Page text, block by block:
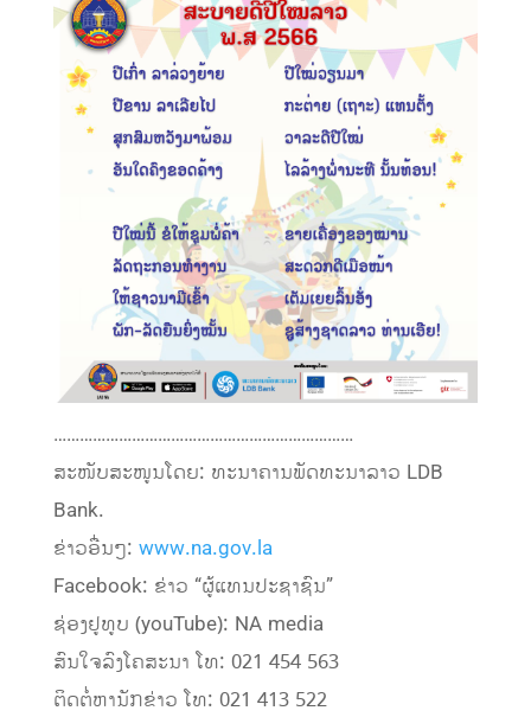
……………………………………………………………
ສະໜັບສະໜູນໂດຍ: ທະນາຄານພັດທະນາລາວ LDB
Bank.
ຂ່າວອື່ນໆ: www.na.gov.la
Facebook: ຂ່າວ “ຜູ້ແທນປະຊາຊົນ”
ຊ່ອງຢູທູບ (youTube): NA media
ສົນໃຈລົງໂຄສະນາ ໂທ: 021 454 563
ຕິດຕໍ່ຫານັກຂ່າວ ໂທ: 021 413 522